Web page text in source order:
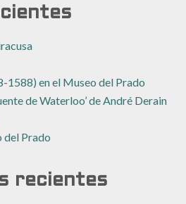
1588) en el Museo del Prado
de Waterloo’ de André Derain
del Prado
recientes